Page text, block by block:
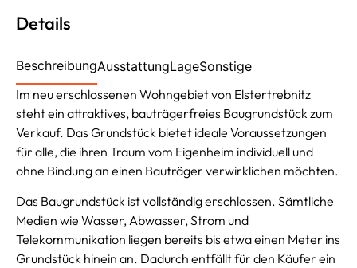
Details
BeschreibungAusstattungLageSonstige
Im neu erschlossenen Wohngebiet von Elstertrebnitz
steht ein attraktives, bauträgerfreies Baugrundstück zum
Verkauf. Das Grundstück bietet ideale Voraussetzungen
für alle, die ihren Traum vom Eigenheim individuell und
ohne Bindung an einen Bauträger verwirklichen möchten.
Das Baugrundstück ist vollständig erschlossen. Sämtliche
Medien wie Wasser, Abwasser, Strom und
Telekommunikation liegen bereits bis etwa einen Meter ins
Grundstück hinein an. Dadurch entfällt für den Käufer ein